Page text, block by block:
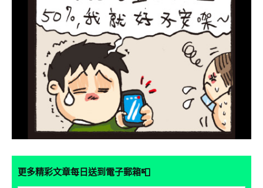
更多精彩文章每日送到電子郵箱📮